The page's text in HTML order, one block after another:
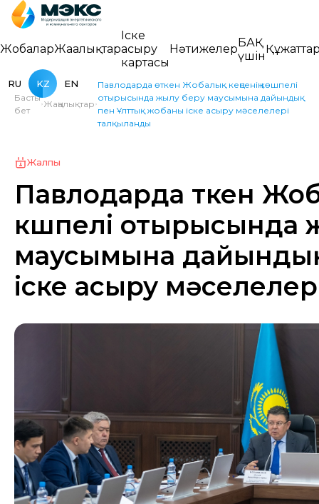
ЖобаларЖаңалықтар
Іске
асыру
картасы
НәтижелерБАҚ
үшін
RU KZ EN
Басты
бет
Жаңалықтар
Павлодарда өткен Жобалық кеңсенің көшпелі
отырысында жылу беру маусымына дайындық
пен Ұлттық жобаны іске асыру мәселелері
талқыланды
Жалпы
Павлодарда өткен
көшпелі отырысында
маусымына
іске асыру